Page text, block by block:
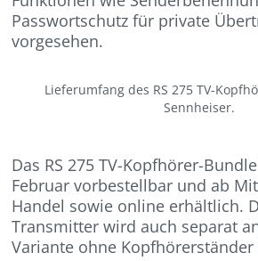
Passwortschutz für private
vorgesehen.
Lieferumfang des RS 275 TV-
Sennheiser.
Das RS 275 TV-Kopfhörer-
Februar vorbestellbar und ab
Handel sowie online erhältlich.
Transmitter wird auch separat
Variante ohne Kopfhörerständer